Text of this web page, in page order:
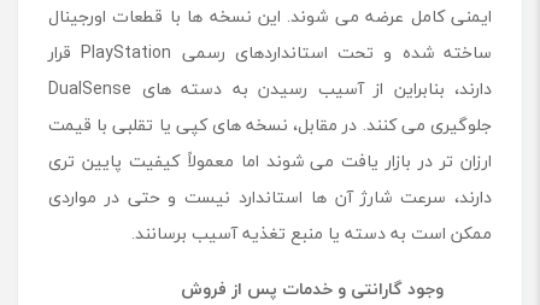
ایمنی کامل عرضه می شوند. این نسخه ها با قطعات اورجینال
ساخته شده و تحت استانداردهای رسمی PlayStation قرار
دارند، بنابراین از آسیب رسیدن به دسته های DualSense
جلوگیری می کنند. در مقابل، نسخه های کپی یا تقلبی با قیمت
ارزان تر در بازار یافت می شوند اما معمولاً کیفیت پایین تری
دارند، سرعت شارژ آن ها استاندارد نیست و حتی در مواردی
ممکن است به دسته یا منبع تغذیه آسیب برسانند.
وجود گارانتی و خدمات پس از فروش